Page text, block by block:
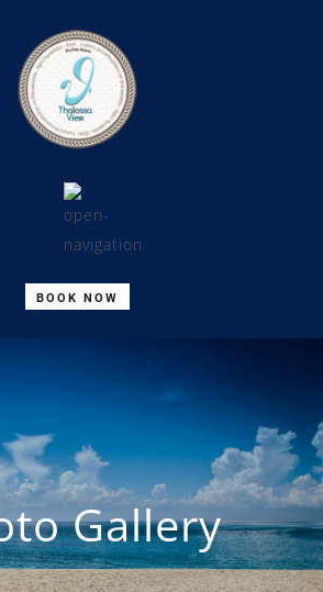
BOOK NOW
Gallery